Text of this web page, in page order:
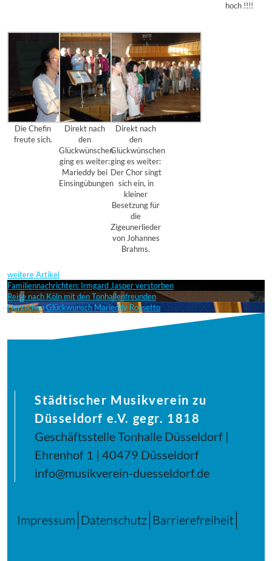
hoch !!!!
Die Chefin
freute sich.
Direkt nach
den
Glückwünschen
ging es weiter:
Marieddy bei
Einsingübungen
Direkt nach
den
Glückwünschen
ging es weiter:
Der Chor singt
sich ein, in
kleiner
Besetzung für
die
Zigeunerlieder
von Johannes
Brahms.
weitere Artikel
Familiennachrichten: Irmgard Jasper verstorben
Reise nach Köln mit den Tonhallenfreunden
Herzlichen Glückwunsch Marieddy Rossetto
Städtischer Musikverein zu
Düsseldorf e.V. gegr. 1818
Geschäftsstelle Tonhalle Düsseldorf |
Ehrenhof 1 | 40479 Düsseldorf
info@musikverein-duesseldorf.de
Impressum Datenschutz Barrierefreiheit